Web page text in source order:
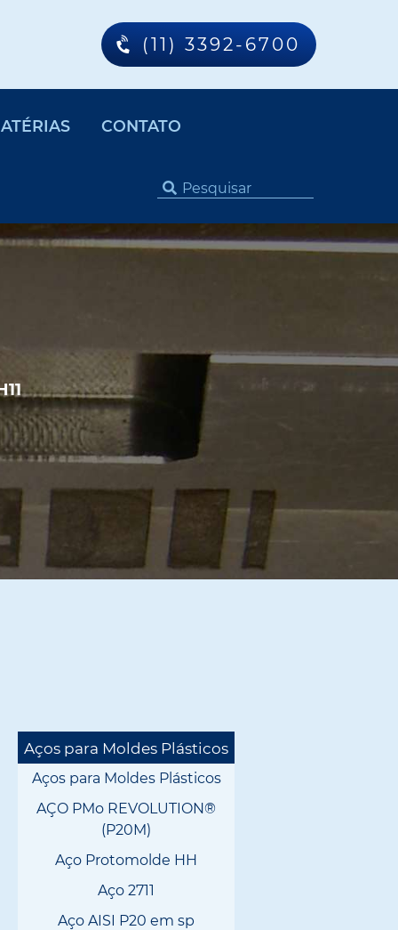
(11) 3392-6700
CONTATO
Aços para Moldes Plásticos
Aços para Moldes Plásticos
AÇO PMo REVOLUTION®
(P20M)
Aço Protomolde HH
Aço 2711
Aço AISI P20 em sp